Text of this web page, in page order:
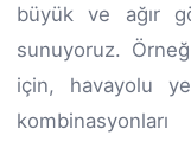
büyük ve ağır
sunuyoruz.
için, havayolu